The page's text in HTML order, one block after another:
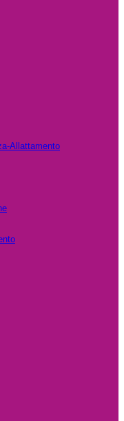
Allattamento